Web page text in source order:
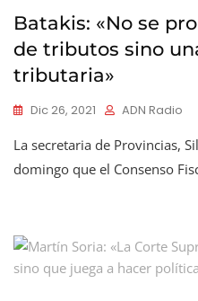
Batakis: «No se
de tributos sino
tributaria»
Dic 26, 2021 ADN Radio
La secretaria de Provincias,
domingo que el Consenso